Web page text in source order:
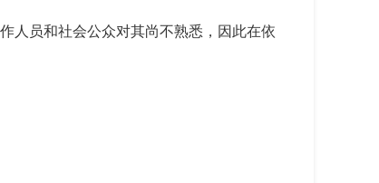
人员和社会公众对其尚不熟悉，因此在依